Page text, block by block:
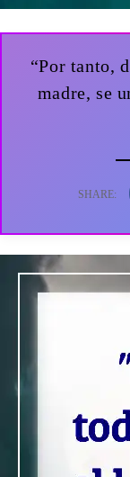
“Por tanto,
madre, se